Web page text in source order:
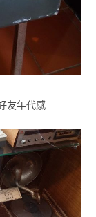
友年代感